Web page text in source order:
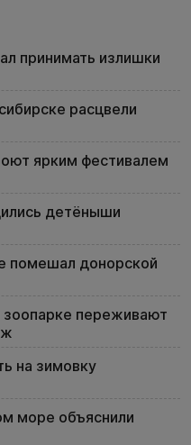
принимать излишки
расцвели
ярким фестивалем
детёныши
помешал донорской
переживают
на зимовку
море объяснили